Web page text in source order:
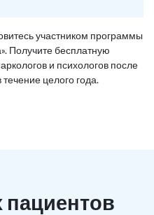
участником программы
Получите бесплатную
и психологов после
целого года.
пациентов